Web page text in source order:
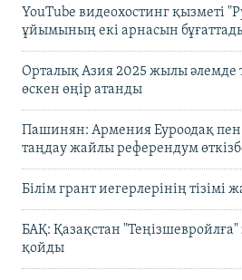
YouTube видеохостинг қызметі
ұйымының екі арнасын
Орталық Азия 2025 жылы
өскен өңір атанды
Пашинян: Армения Еуроодақ
таңдау жайлы референдум
Білім грант иегерлерінің тізімі
БАҚ: Қазақстан
қойды